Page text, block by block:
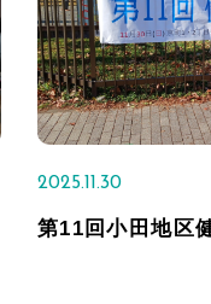
2025.11.30
第11回小田地区